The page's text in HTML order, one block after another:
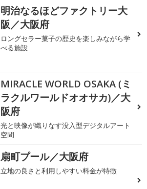
明治なるほどファクトリー大
阪／大阪府
ロングセラー菓子の歴史を楽しみながら学
べる施設
MIRACLE WORLD OSAKA (ミ
ラクルワールドオオサカ)／大
阪府
光と映像が織りなす没入型デジタルアート
空間
扇町プール／大阪府
立地の良さと利用しやすい料金が特徴